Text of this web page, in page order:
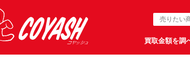
買取金額を調